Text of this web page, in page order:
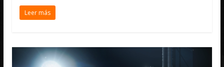
Leer más